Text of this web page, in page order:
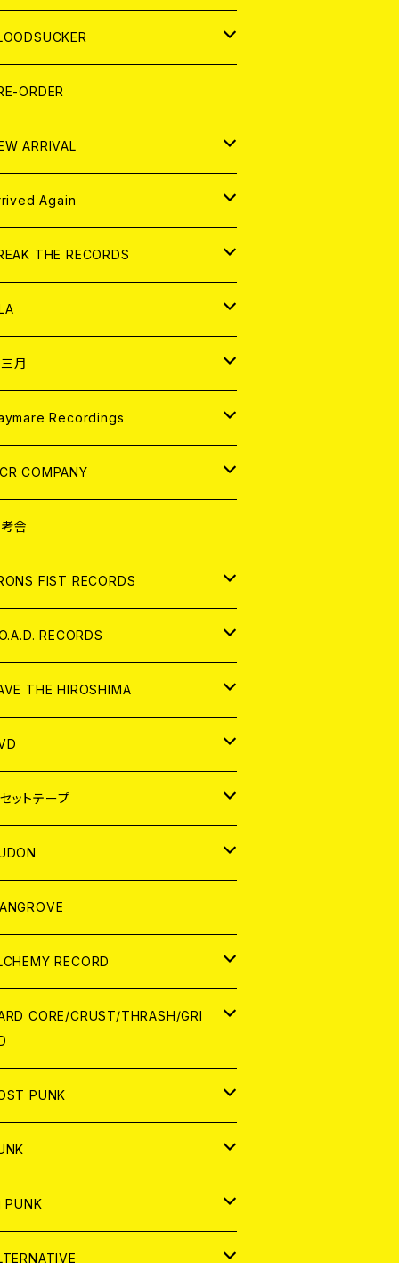
ZINE
集 (PHOTOBOOK)
ログ
レル
CONTENTS
ORDER
ARRIVAL
ログ
Again
ログ
THE RECORDS
レル
月
Recordings
COMPANY
レル
舎
FIST RECORDS
RECORDS
THE HIROSHIMA
レル
ットテープ
レル
ログ
CONTENTS
RECORD
CORE/CRUST/THRASH/GRI
PUNK
PUNK